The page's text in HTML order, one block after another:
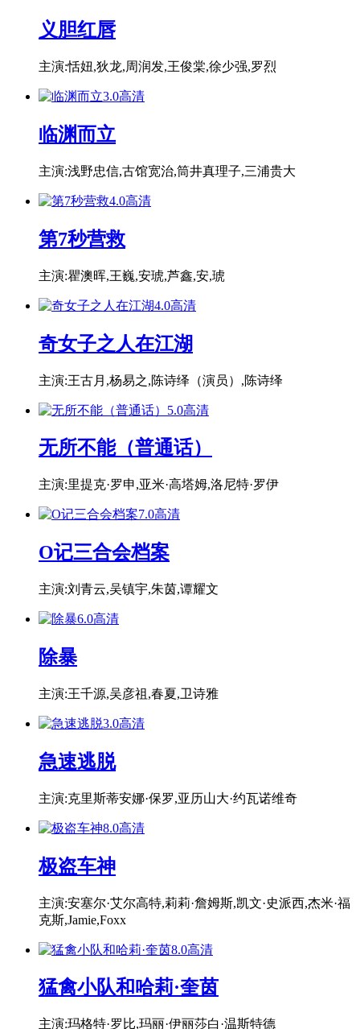
义胆红唇
主演:恬妞,狄龙,周润发,王俊棠,徐少强,罗烈
3.0高清
临渊而立
主演:浅野忠信,古馆宽治,筒井真理子,三浦贵大
4.0高清
第7秒营救
主演:瞿澳晖,王巍,安琥,芦鑫,安,琥
4.0高清
奇女子之人在江湖
主演:王古月,杨易之,陈诗绎（演员）,陈诗绎
5.0高清
无所不能（普通话）
主演:里提克·罗申,亚米·高塔姆,洛尼特·罗伊
7.0高清
O记三合会档案
主演:刘青云,吴镇宇,朱茵,谭耀文
6.0高清
除暴
主演:王千源,吴彦祖,春夏,卫诗雅
3.0高清
急速逃脱
主演:克里斯蒂安娜·保罗,亚历山大·约瓦诺维奇
8.0高清
极盗车神
主演:安塞尔·艾尔高特,莉莉·詹姆斯,凯文·史派西,杰米·福
克斯,Jamie,Foxx
8.0高清
猛禽小队和哈莉·奎茵
主演:玛格特·罗比,玛丽·伊丽莎白·温斯特德